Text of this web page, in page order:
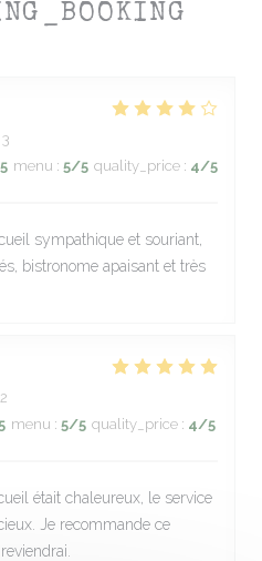
menu : 5/5 quality_price : 4/5
sympathique et souriant,
bistronome apaisant et très
menu : 5/5 quality_price : 4/5
était chaleureux, le service
Je recommande ce